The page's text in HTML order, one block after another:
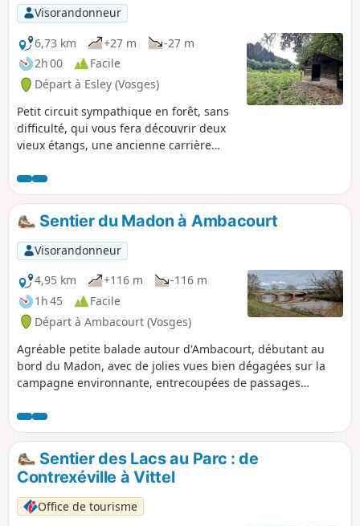
Visorandonneur
6,73 km
+27 m
-27 m
2h 00
Facile
Départ à Esley (Vosges)
Petit circuit sympathique en forêt, sans
difficulté, qui vous fera découvrir deux
vieux étangs, une ancienne carrière
de France. Une grande partie du
parcours se fait à travers bois par des
petits sentiers sinueux et les deux
derniers kilomètres sur un chemin de
pierre et route goudronnée. Le sentier
est bien balisé : suivre les petits
panneaux avec un Rond Jaune, Vous
trouverez à mi-parcours une aire de
pique-nique avec tables et une petite
cabane pour faire une pause au bord de
l'Étang des Limaçons.
Sentier du Madon à Ambacourt
Visorandonneur
4,95 km
+116 m
-116 m
1h 45
Facile
Départ à Ambacourt (Vosges)
Agréable petite balade autour d'Ambacourt, débutant au
bord du Madon, avec de jolies vues bien dégagées sur la
campagne environnante, entrecoupées de passages
Sentier des Lacs au Parc : de
Contrexéville à Vittel
Office de tourisme